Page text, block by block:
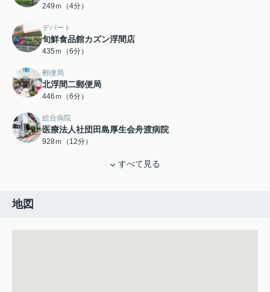
249ｍ（4分）
デパート
旬鮮食品館カズン浮間店
435ｍ（6分）
郵便局
北浮間二郵便局
446ｍ（6分）
総合病院
医療法人社団田島厚生会舟渡病院
928ｍ（12分）
すべて見る
地図